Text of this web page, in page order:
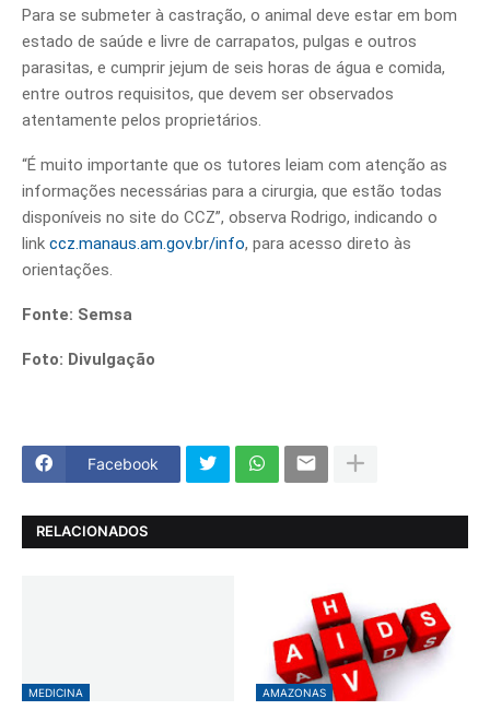
Para se submeter à castração, o animal deve estar em bom
estado de saúde e livre de carrapatos, pulgas e outros
parasitas, e cumprir jejum de seis horas de água e comida,
entre outros requisitos, que devem ser observados
atentamente pelos proprietários.
“É muito importante que os tutores leiam com atenção as
informações necessárias para a cirurgia, que estão todas
disponíveis no site do CCZ”, observa Rodrigo, indicando o
link ccz.manaus.am.gov.br/info, para acesso direto às
orientações.
Fonte: Semsa
Foto: Divulgação
Facebook
RELACIONADOS
MEDICINA AMAZONAS